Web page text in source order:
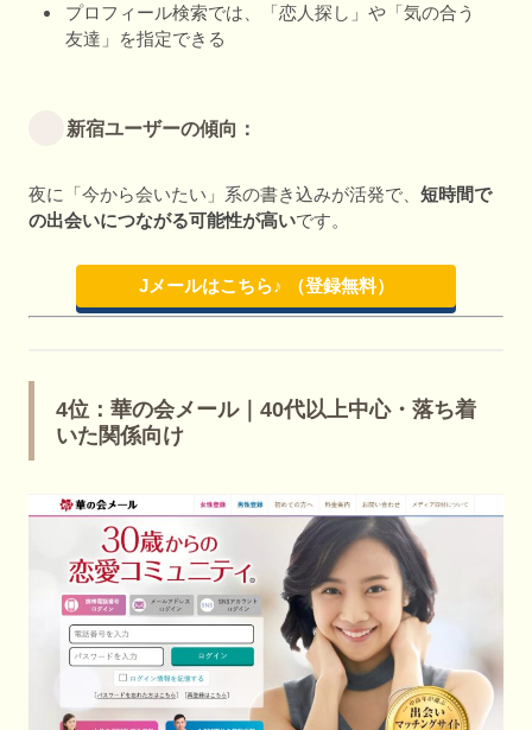
プロフィール検索では、「恋人探し」や「気の合う
友達」を指定できる
新宿ユーザーの傾向：
夜に「今から会いたい」系の書き込みが活発で、 短時間で
の出会いにつながる可能性が高いです。
Jメールはこちら♪ （登録無料）
4位：華の会メール｜40代以上中心・落ち着
いた関係向け